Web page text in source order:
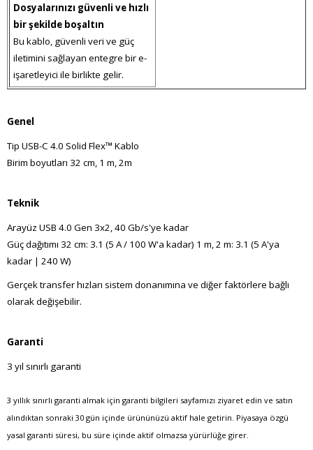
Dosyalarınızı güvenli ve hızlı
bir şekilde boşaltın
Bu kablo, güvenli veri ve güç
iletimini sağlayan entegre bir e-
işaretleyici ile birlikte gelir.
Genel
Tip USB-C 4.0 Solid Flex™ Kablo
Birim boyutları 32 cm, 1 m, 2m
Teknik
Arayüz USB 4.0 Gen 3x2, 40 Gb/s'ye kadar
Güçdağıtımı 32 cm: 3.1 (5 A / 100 W'a kadar) 1 m, 2 m: 3.1 (5 A'ya
kadar | 240 W)
Gerçek transfer hızları sistem donanımına ve diğer faktörlere bağlı
olarak değişebilir.
Garanti
3 yıl sınırlı garanti
3 yıllık sınırlı garanti almak için garanti bilgileri sayfamızı ziyaret edin ve satın
alındıktan sonraki 30 gün içinde ürününüzü aktif hale getirin. Piyasaya özgü
yasal garanti süresi, bu süre içinde aktif olmazsa yürürlüğe girer.